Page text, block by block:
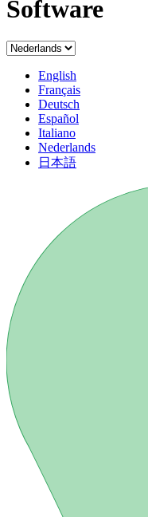
Software
English
Français
Deutsch
Español
Italiano
Nederlands
日本語